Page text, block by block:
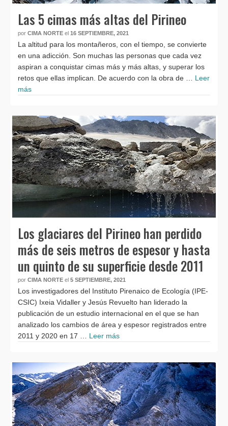
Las 5 cimas más altas del Pirineo
por CIMA NORTE el 16 SEPTIEMBRE, 2021
La altitud para los montañeros, con el tiempo, se convierte
en una adicción. Son muchas las personas que cada vez
aspiran a conquistar cimas más y más altas, y superar los
retos que ellas implican. De acuerdo con la obra de … Leer
más
Los glaciares del Pirineo han perdido
más de seis metros de espesor y hasta
un quinto de su superficie desde 2011
por CIMA NORTE el 5 SEPTIEMBRE, 2021
Los investigadores del Instituto Pirenaico de Ecología (IPE-
CSIC) Ixeia Vidaller y Jesús Revuelto han liderado la
publicación de un estudio internacional en el que se han
analizado los cambios de área y espesor registrados entre
2011 y 2020 en 17 … Leer más